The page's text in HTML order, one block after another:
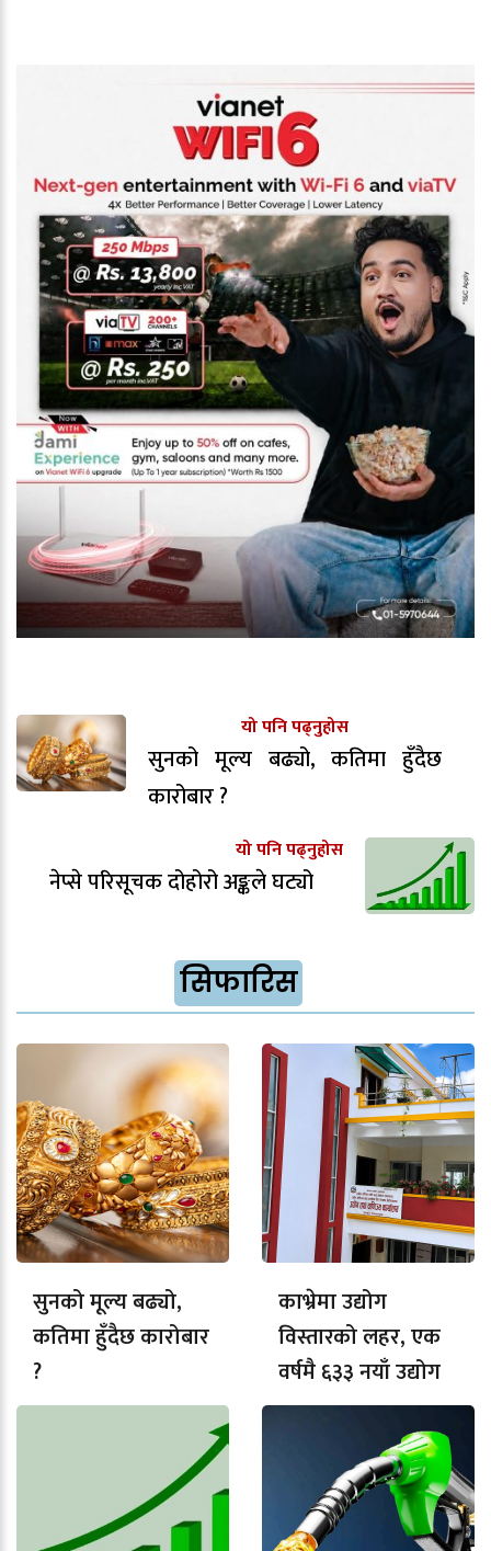
यो पनि पढ्नुहोस
सुनको मूल्य बढ्यो, कतिमा हुँदैछ
कारोबार ?
यो पनि पढ्नुहोस
नेप्से परिसूचक दोहोरो अङ्कले घट्यो
सिफारिस
सुनको मूल्य बढ्यो,
कतिमा हुँदैछ कारोबार
?
काभ्रेमा उद्योग
विस्तारको लहर, एक
वर्षमै ६३३ नयाँ उद्योग
दर्ता